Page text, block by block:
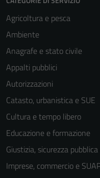
Agricoltura e pesca
Ambiente
Anagrafe e stato civile
Appalti pubblici
Autorizzazioni
Catasto, urbanistica e SUE
Cultura e tempo libero
Educazione e formazione
Giustizia, sicurezza
Imprese, commercio e